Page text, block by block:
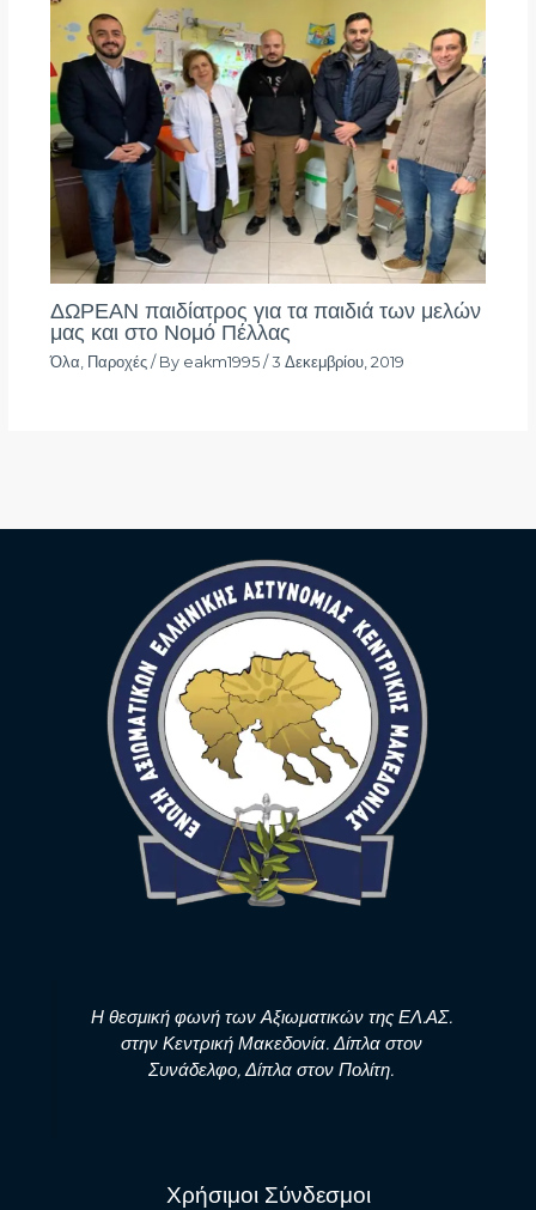
ΔΩΡΕΑΝ παιδίατρος για τα παιδιά των μελών
μας και στο Νομό Πέλλας
Όλα, Παροχές/ By eakm1995 / 3 Δεκεμβρίου, 2019
Η θεσμική φωνή των Αξιωματικών της ΕΛ.ΑΣ.
στην Κεντρική Μακεδονία. Δίπλα στον
Συνάδελφο, Δίπλα στον Πολίτη.
Χρήσιμοι Σύνδεσμοι